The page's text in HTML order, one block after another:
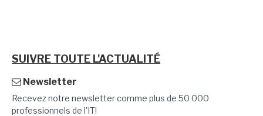
SUIVRE TOUTE L'ACTUALITÉ
Newsletter
Recevez notre newsletter comme plus de 50 000
professionnels de l'IT!